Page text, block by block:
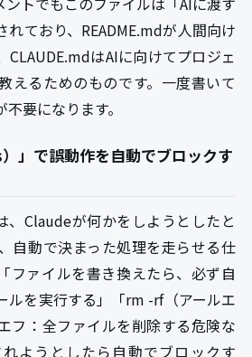
れており、README.mdが人間向け
CLAUDE.mdはAIに向けてプロジェ
えるためのものです。一度書いて
要になります。
」で誤動作を自動でブロックす
、Claudeが何かをしようとしたと
自動で決まった処理を走らせる仕
ファイルを書き換えたら、必ず自
ルを実行する」「rm -rf（アールエ
フ：全ファイルを削除する危険な
ようとしたら自動でブロックす